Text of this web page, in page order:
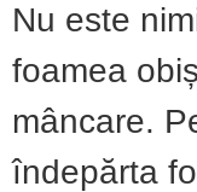
Nu este
foamea
mâncare.
îndepărta